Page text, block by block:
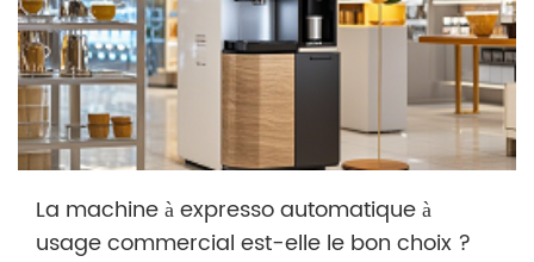
La machine à expresso automatique à
usage commercial est-elle le bon choix ?